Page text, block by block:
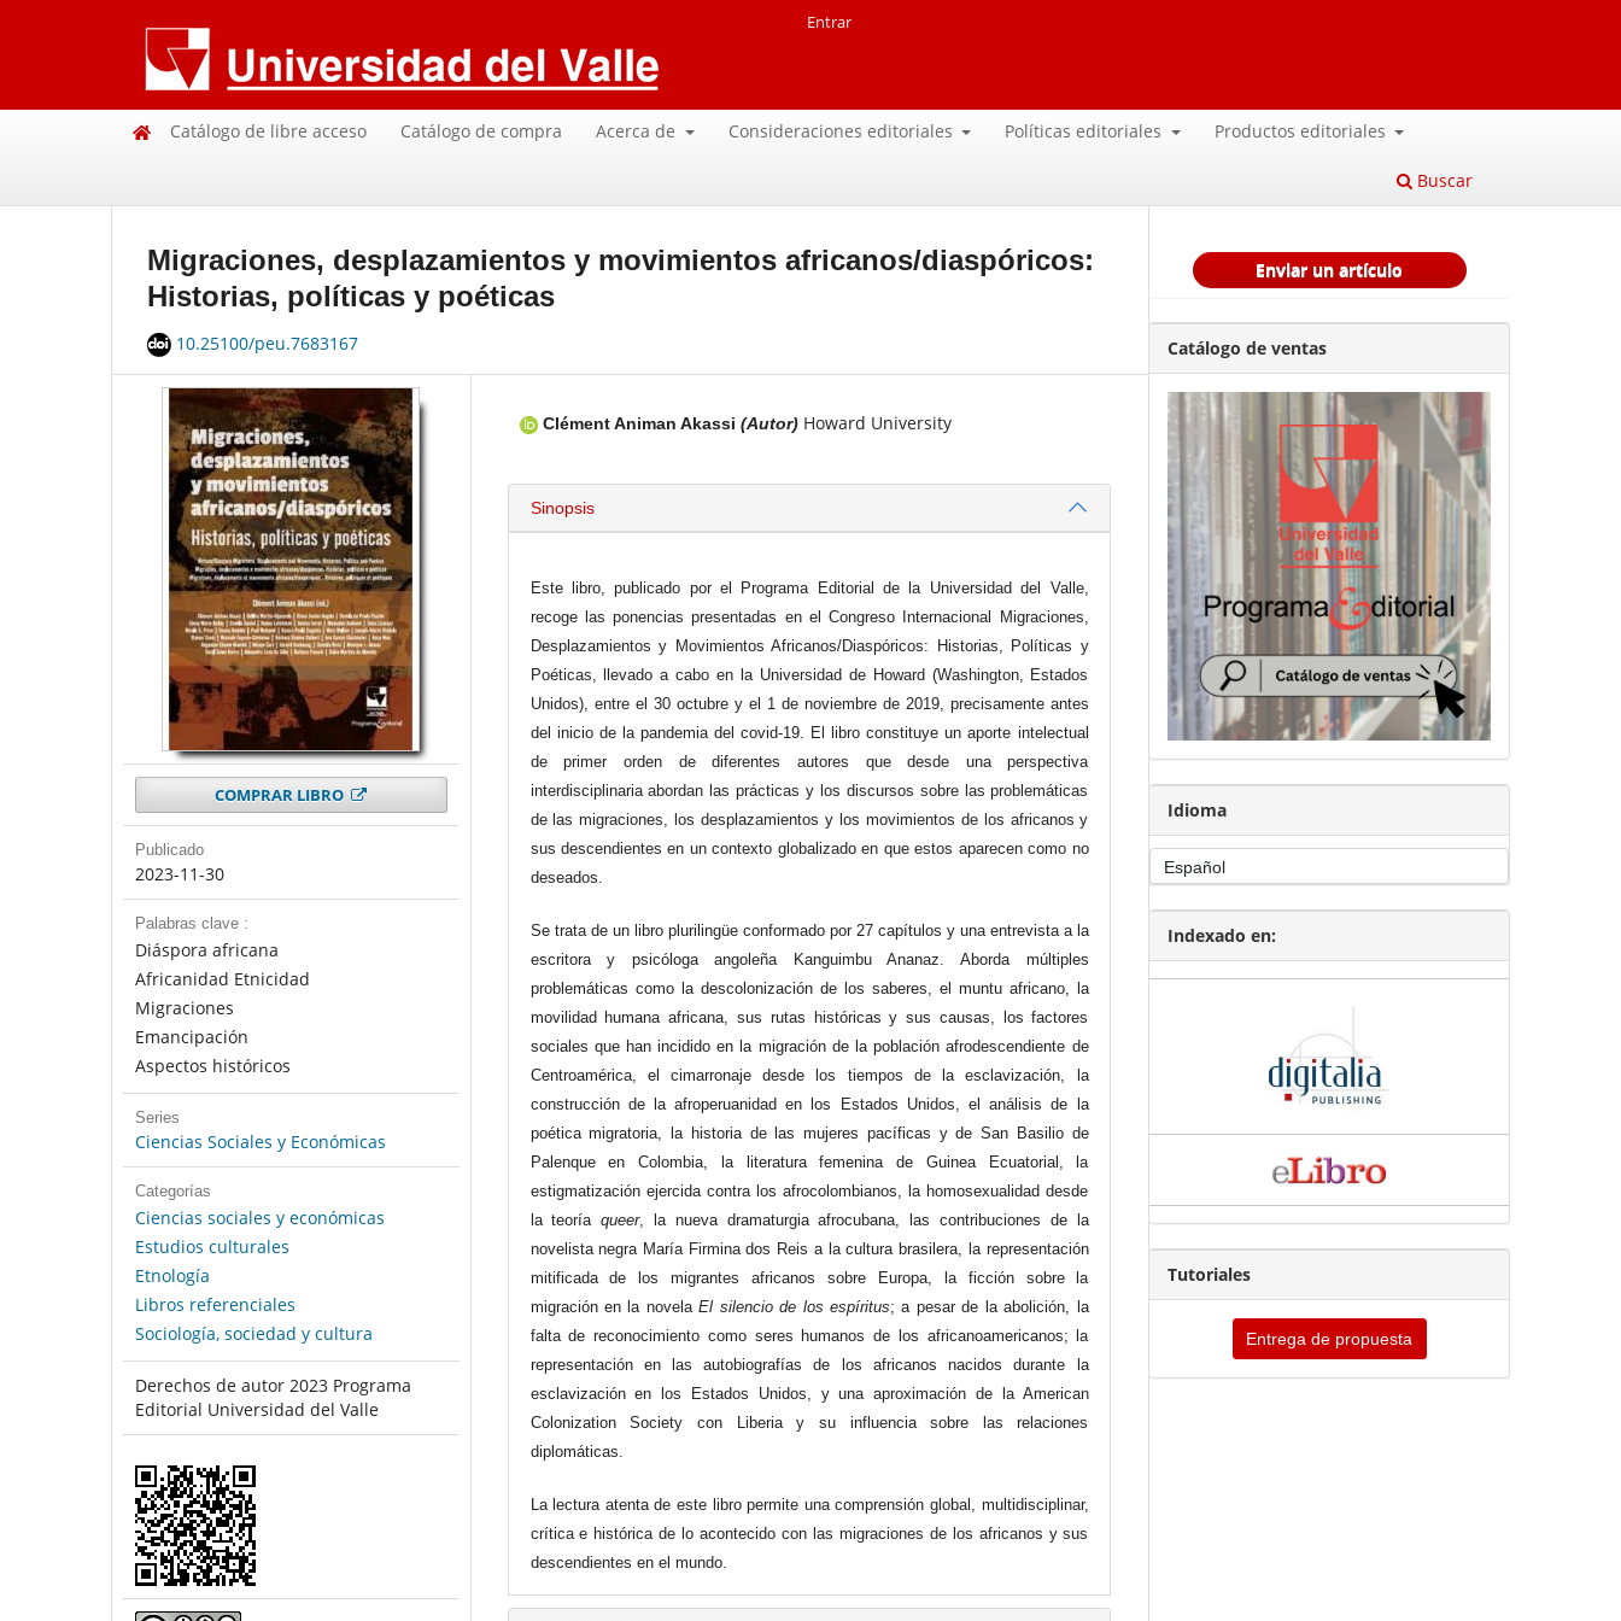
Catálogo de libre acceso Catálogo de compra Acerca de Consideraciones editoriales Políticas editoriales Productos editoriales
Buscar
Entrar
Migraciones, desplazamientos y movimientos africanos/diaspóricos:
Historias, políticas y poéticas
10.25100/peu.7683167
COMPRAR LIBRO
Publicado
2023-11-30
Palabras clave :
Diáspora africana
Africanidad Etnicidad
Migraciones
Emancipación
Aspectos históricos
Series
Ciencias Sociales y Económicas
Categorías
Ciencias sociales y económicas
Estudios culturales
Etnología
Libros referenciales
Sociología, sociedad y cultura
Derechos de autor 2023 Programa
Editorial Universidad del Valle
Clément Animan Akassi (Autor) Howard University
Sinopsis
Este libro, publicado por el Programa Editorial de la Universidad del Valle,
recoge las ponencias presentadas en el Congreso Internacional Migraciones,
Desplazamientos y Movimientos Africanos/Diaspóricos: Historias, Políticas y
Poéticas, llevado a cabo en la Universidad de Howard (Washington, Estados
Unidos), entre el 30 octubre y el 1 de noviembre de 2019, precisamente antes
del inicio de la pandemia del covid-19. El libro constituye un aporte intelectual
de primer orden de diferentes autores que desde una perspectiva
interdisciplinaria abordan las prácticas y los discursos sobre las problemáticas
de las migraciones, los desplazamientos y los movimientos de los africanos y
sus descendientes en un contexto globalizado en que estos aparecen como no
deseados.
Se trata de un libro plurilingüe conformado por 27 capítulos y una entrevista a la
escritora y psicóloga angoleña Kanguimbu Ananaz. Aborda múltiples
problemáticas como la descolonización de los saberes, el muntu africano, la
movilidad humana africana, sus rutas históricas y sus causas, los factores
sociales que han incidido en la migración de la población afrodescendiente de
Centroamérica, el cimarronaje desde los tiempos de la esclavización, la
construcción de la afroperuanidad en los Estados Unidos, el análisis de la
poética migratoria, la historia de las mujeres pací­ficas y de San Basilio de
Palenque en Colombia, la literatura femenina de Guinea Ecuatorial, la
estigmatización ejercida contra los afrocolombianos, la homosexualidad desde
la teoríaqueer, la nueva dramaturgia afrocubana, las contribuciones de la
novelista negra María Firmina dos Reis a la cultura brasilera, la representación
mitifi­cada de los migrantes africanos sobre Europa, la fi­cción sobre la
migración en la novelaEl silencio de los espíritus; a pesar de la abolición, la
falta de reconocimiento como seres humanos de los africanoamericanos; la
representación en las autobiografías de los africanos nacidos durante la
esclavización en los Estados Unidos, y una aproximación de la American
Colonization Society con Liberia y su influencia sobre las relaciones
diplomáticas.
La lectura atenta de este libro permite una comprensión global, multidisciplinar,
crítica e histórica de lo acontecido con las migraciones de los africanos y sus
descendientes en el mundo.
Enviar un artículo
Catálogo de ventas
Idioma
Indexado en:
Tutoriales
Entrega de propuesta